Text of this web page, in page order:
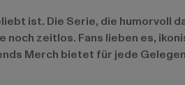
ist. Die Serie, die humorvoll
zeitlos. Fans lieben es,
Merch bietet für jede